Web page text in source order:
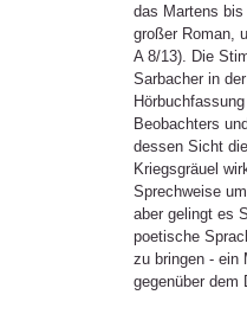
das Martens
großer Roman,
A 8/13). Die
Sarbacher in
Beobachters
dessen Sicht
Kriegsgräuel
Sprechweise
aber gelingt es
poetische
zu bringen - ein
gegenüber dem